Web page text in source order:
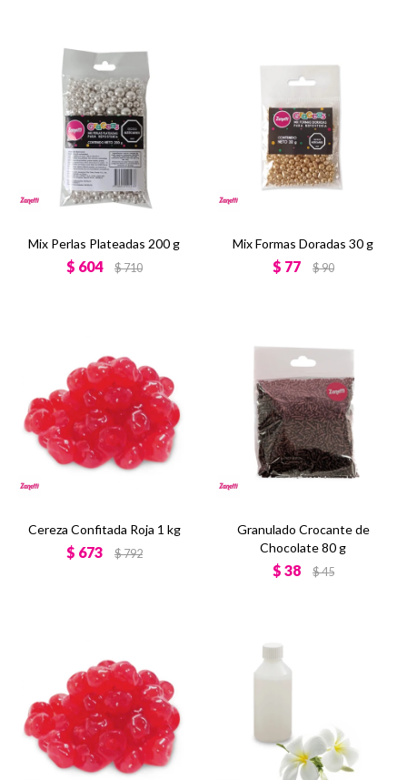
Mix Perlas Plateadas 200 g
$ 604 $710
Mix Formas Doradas 30 g
$ 77 $90
Cereza Confitada Roja 1 kg
$ 673 $792
Granulado Crocante de
Chocolate 80 g
$ 38 $45